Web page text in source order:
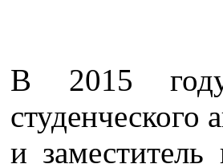
В 2015
студенческого
и